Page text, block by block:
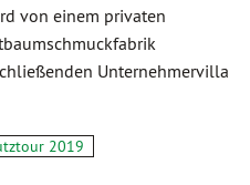
von einem privaten
Unternehmervilla
2019